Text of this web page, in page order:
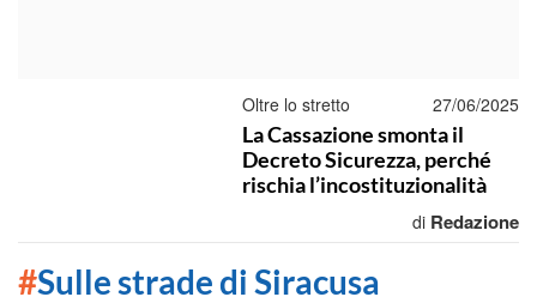
Oltre lo stretto 27/06/2025
La Cassazione smonta il
Decreto Sicurezza, perché
rischia l’incostituzionalità
di Redazione
#Sulle strade di Siracusa